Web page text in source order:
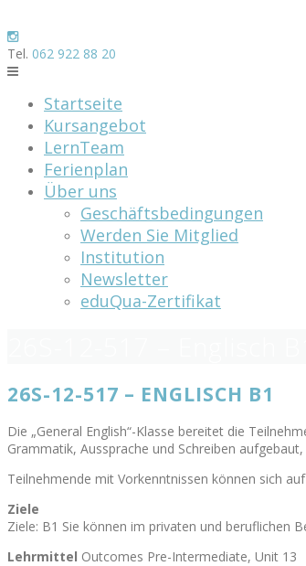
to
content
Tel. 062 922 88 20
Startseite
Kursangebot
LernTeam
Ferienplan
Über uns
Geschäftsbedingungen
Werden Sie Mitglied
Institution
Newsletter
eduQua-Zertifikat
26S-12-517 – ENGLISCH B1
Die „General English“-Klasse bereitet die
Grammatik, Aussprache und Schreiben
Teilnehmende mit Vorkenntnissen können sich
Ziele
Ziele: B1 Sie können im privaten und beruflichen
Lehrmittel Outcomes Pre-Intermediate, Unit 13